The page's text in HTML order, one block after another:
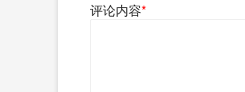
评论内容*